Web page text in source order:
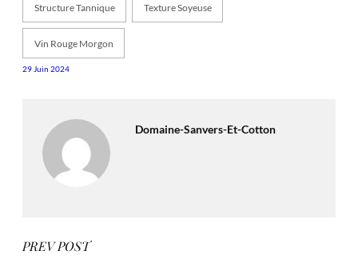
Structure Tannique Texture Soyeuse
Vin Rouge Morgon
29 Juin 2024
Domaine-Sanvers-Et-Cotton
PREV POST